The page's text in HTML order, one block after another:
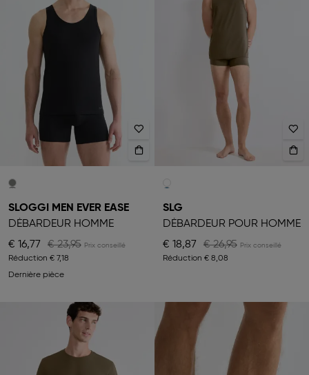
SLOGGI MEN EVER EASE
DÉBARDEUR HOMME
€ 16,77
€ 23,95
Réduction € 7,18
Dernière pièce
SLG
DÉBARDEUR POUR HOMME
€ 18,87
€ 26,95
Réduction € 8,08